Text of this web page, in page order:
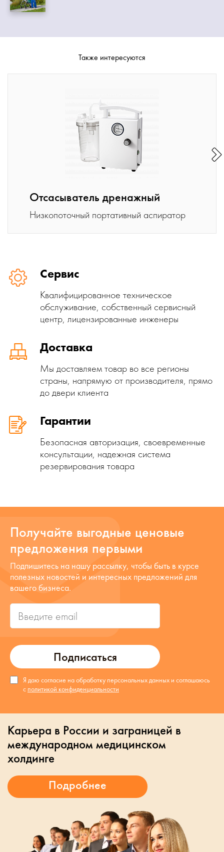
Также интересуются
Отсасыватель дренажный
Низкопоточный портативный аспиратор
Сервис
Квалифицированное техническое
обслуживание, собственный сервисный
центр, лицензированные инженеры
Доставка
Мы доставляем товар во все регионы
страны, напрямую от производителя, прямо
до двери клиента
Гарантии
Безопасная авторизация, своевременные
консультации, надежная система
резервирования товара
Получайте выгодные ценовые
предложения первыми
Подписаться
Подпишитесь на нашу рассылку, чтобы быть в курсе
полезных новостей и интересных предложений для
вашего бизнеса.
Я даю согласие на обработку персональных данных и соглашаюсь
с политикой конфиденциальности
Карьера в России и заграницей в
международном медицинском
холдинге